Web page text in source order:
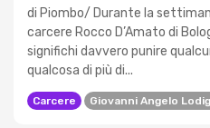
di Piombo/ Durante la
carcere Rocco D’Amato di
significhi davvero punire
qualcosa di più di...
Carcere Giovanni Angelo